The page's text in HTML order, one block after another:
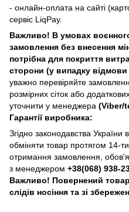
- онлайн-оплата на сайті
сервіс LiqPay.
Важливо! В умовах
замовлення без внесення
потрібна для покриття
сторони (у випадку відмови
уважно перевіряйте
розмірних сіток або
уточнити у менеджера (Viber/
Гарантії виробника:
Згідно законодавства
обміняти товар протягом 14-
отримання замовлення,
з менеджером +38(068) 938-
Важливо! Повернений
слідів носіння та зі